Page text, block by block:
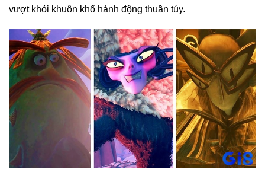
vượt khỏi khuôn khổ hành động thuần túy.